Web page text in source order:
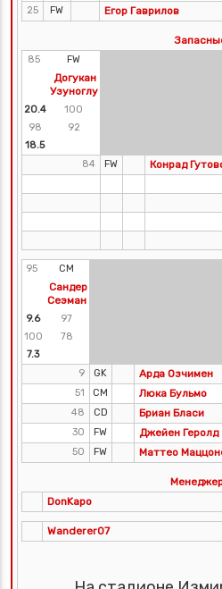
25
FW Егор Гаврилов
85 FW
Догукан
Узуноглу
20.4
100
98
92
18.5
84
FW Конрад
95 CM
Сандер
Сеэман
9.6
97
100
78
7.3
9
GK Арда Озчимен
51
CM Люка Бульмо
48
CD Бриан Бласи
30
FW Джейен Геролд
50
FW Маттео
DonKapo
Wanderer07